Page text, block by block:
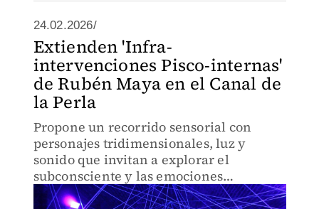
24.02.2026/
Extienden 'Infra-
intervenciones Pisco-internas'
de Rubén Maya en el Canal de
la Perla
Propone un recorrido sensorial con
personajes tridimensionales, luz y
sonido que invitan a explorar el
subconsciente y las emociones
humanas.